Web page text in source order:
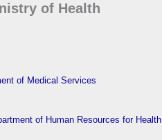
of Health
of Medical Services
of Human Resources for Health